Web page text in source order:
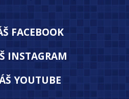
FACEBOOK
INSTAGRAM
YOUTUBE